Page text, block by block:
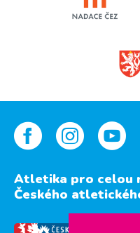
Atletika pro celou
Českého